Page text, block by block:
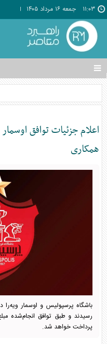
۱۱:۰۳ جمعه ۱۶ مرداد ۱۴۰۵
تغییر
وضعیت
منوی
ها
اعلام جزئیات توافق اوسمار
همکاری
باشگاه پرسپولیس و اوسمار ویه‌را
رسیدند و طبق توافق انجام‌شده
پرداخت خواهد شد.